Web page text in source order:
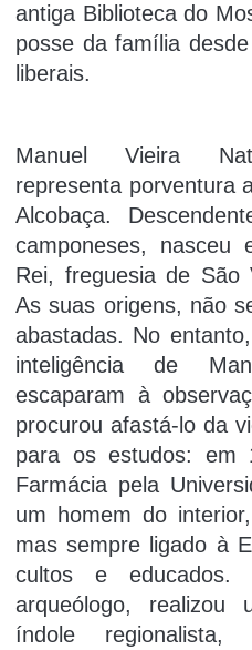
antiga Biblioteca do
posse da família
liberais.
Manuel Vieira
representa porventura
Alcobaça.
camponeses,
Rei, freguesia de São
As suas origens, não
abastadas. No
inteligência de
escaparam à
procurou afastá-lo da
para os estudos: em
Farmácia pela
um homem do
mas sempre ligado à
cultos e educados.
arqueólogo,
índole regionalista,